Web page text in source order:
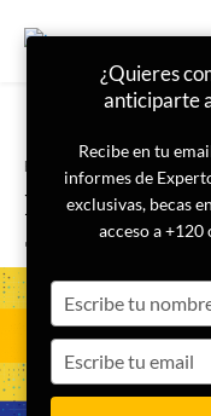
Portada
Inteligencia
seguridad
¿Quieres
anticiparte
Recibe en tu
informes de
exclusivas, becas
acceso a +120
your
name
your
email